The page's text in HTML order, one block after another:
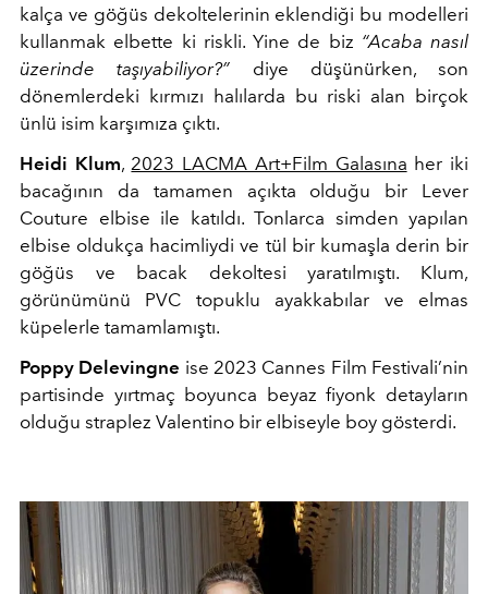
kalça ve göğüs dekoltelerinin eklendiği bu modelleri
kullanmak elbette ki riskli. Yine de biz “Acaba nasıl
üzerinde taşıyabiliyor?” diye düşünürken, son
dönemlerdeki kırmızı halılarda bu riski alan birçok
ünlü isim karşımıza çıktı.
Heidi Klum,2023 LACMA Art+Film Galasına her iki
bacağının da tamamen açıkta olduğu bir Lever
Couture elbise ile katıldı. Tonlarca simden yapılan
elbise oldukça hacimliydi ve tül bir kumaşla derin bir
göğüs ve bacak dekoltesi yaratılmıştı. Klum,
görünümünü PVC topuklu ayakkabılar ve elmas
küpelerle tamamlamıştı.
Poppy Delevingne ise 2023 Cannes Film Festivali’nin
partisinde yırtmaç boyunca beyaz fiyonk detayların
olduğu straplez Valentino bir elbiseyle boy gösterdi.